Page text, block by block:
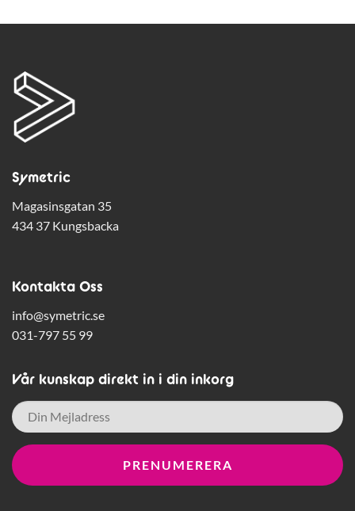
Symetric
Magasinsgatan 35
434 37 Kungsbacka
Kontakta Oss
info@symetric.se
031-797 55 99
Vår kunskap direkt in i din inkorg
E-
post *